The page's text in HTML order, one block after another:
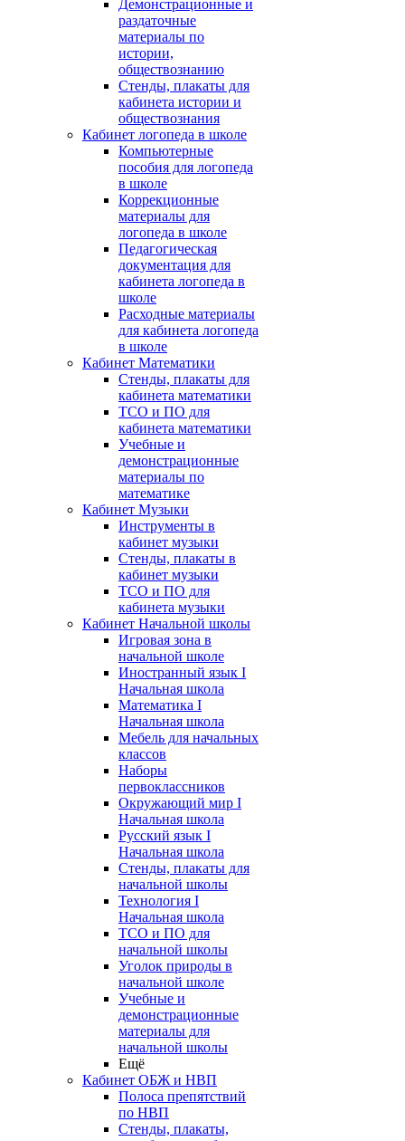
Демонстрационные и
раздаточные
материалы по
истории,
обществознанию
Стенды, плакаты для
кабинета истории и
обществознания
Кабинет логопеда в школе
Компьютерные
пособия для логопеда
в школе
Коррекционные
материалы для
логопеда в школе
Педагогическая
документация для
кабинета логопеда в
школе
Расходные материалы
для кабинета логопеда
в школе
Кабинет Математики
Стенды, плакаты для
кабинета математики
ТСО и ПО для
кабинета математики
Учебные и
демонстрационные
материалы по
математике
Кабинет Музыки
Инструменты в
кабинет музыки
Стенды, плакаты в
кабинет музыки
ТСО и ПО для
кабинета музыки
Кабинет Начальной школы
Игровая зона в
начальной школе
Иностранный язык I
Начальная школа
Математика I
Начальная школа
Мебель для начальных
классов
Наборы
первоклассников
Окружающий мир I
Начальная школа
Русский язык I
Начальная школа
Стенды, плакаты для
начальной школы
Технология I
Начальная школа
ТСО и ПО для
начальной школы
Уголок природы в
начальной школе
Учебные и
демонстрационные
материалы для
начальной школы
Ещё
Кабинет ОБЖ и НВП
Полоса препятствий
по НВП
Стенды, плакаты,